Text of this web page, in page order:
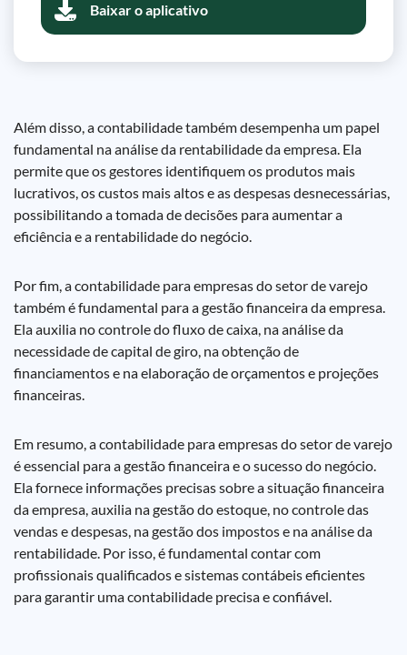
Baixar o aplicativo
Além disso, a contabilidade também desempenha um papel
fundamental na análise da rentabilidade da empresa. Ela
permite que os gestores identifiquem os produtos mais
lucrativos, os custos mais altos e as despesas desnecessárias,
possibilitando a tomada de decisões para aumentar a
eficiência e a rentabilidade do negócio.
Por fim, a contabilidade para empresas do setor de varejo
também é fundamental para a gestão financeira da empresa.
Ela auxilia no controle do fluxo de caixa, na análise da
necessidade de capital de giro, na obtenção de
financiamentos e na elaboração de orçamentos e projeções
financeiras.
Em resumo, a contabilidade para empresas do setor de varejo
é essencial para a gestão financeira e o sucesso do negócio.
Ela fornece informações precisas sobre a situação financeira
da empresa, auxilia na gestão do estoque, no controle das
vendas e despesas, na gestão dos impostos e na análise da
rentabilidade. Por isso, é fundamental contar com
profissionais qualificados e sistemas contábeis eficientes
para garantir uma contabilidade precisa e confiável.